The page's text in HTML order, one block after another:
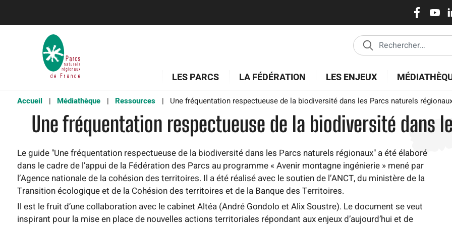
principal
Réseaux
sociaux
LES PARCS LA FÉDÉRATION LES ENJEUX
Accueil Médiathèque Ressources Une fréquentation respectueuse de la biodiversité dans les Parcs naturels
Une fréquentation respectueuse de la biodiversité dans
Le guide "Une fréquentation respectueuse de la biodiversité dans les Parcs naturels régionaux" a été élaboré
dans le cadre de l’appui de la Fédération des Parcs au programme « Avenir montagne ingénierie » mené par
l’Agence nationale de la cohésion des territoires. Il a été réalisé avec le soutien de l’ANCT, du ministère de la
Transition écologique et de la Cohésion des territoires et de la Banque des Territoires.
Il est le fruit d’une collaboration avec le cabinet Altéa (André Gondolo et Alix Soustre). Le document se veut
inspirant pour la mise en place de nouvelles actions territoriales répondant aux enjeux d’aujourd’hui et de